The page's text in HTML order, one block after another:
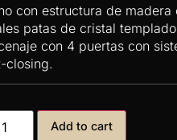
con estructura de madera
patas de cristal
con 4 puertas con
closing.
Add to cart